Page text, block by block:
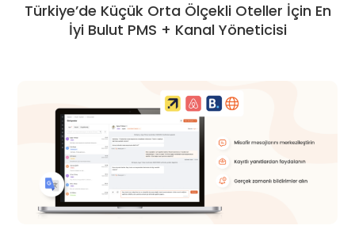
Türkiye’de Küçük Orta Ölçekli Oteller İçin En
İyi Bulut PMS + Kanal Yöneticisi